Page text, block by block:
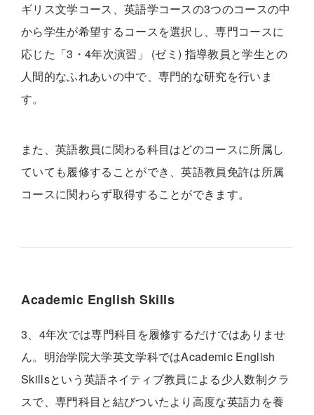
ギリス文学コース、英語学コースの3つのコースの中
から学生が希望するコースを選択し、専門コースに
応じた「3・4年次演習」 (ゼミ) 指導教員と学生との
人間的なふれあいの中で、専門的な研究を行いま
す。
また、英語教員に関わる科目はどのコースに所属し
ていても履修することができ、英語教員免許は所属
コースに関わらず取得することができます。
Academic English Skills
3、4年次では専門科目を履修するだけではありませ
ん。明治学院大学英文学科ではAcademic English
Skillsという英語ネイティブ教員による少人数制クラ
スで、専門科目と結びついたより高度な英語力を養